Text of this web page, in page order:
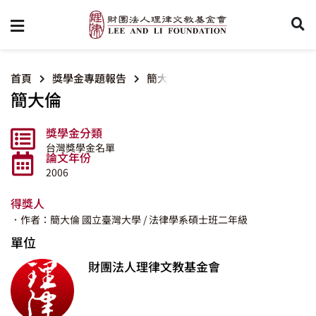
首頁 獎學金專題報告 簡大倫
簡大倫
獎學金分類
台灣獎學金名單
論文年份
2006
得獎人
．作者：簡大倫 國立臺灣大學 / 法律學系碩士班二年級
單位
財團法人理律文教基金會